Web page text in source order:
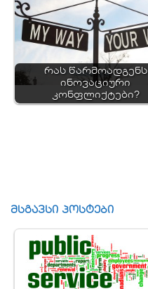
რას წარმოადგენს
ინოვაციური
კონფლიქტები?
მსგავსი პოსტები